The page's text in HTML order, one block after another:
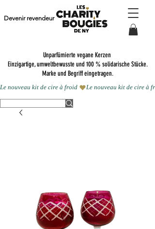
Unparfümierte vegane Kerzen
Einzigartige, umweltbewusste und 100 % solidarische Stücke.
Marke und Begriff eingetragen.
Devenir revendeur
Le nouveau kit de cire à froid